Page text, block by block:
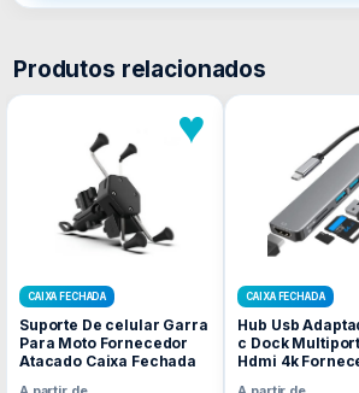
Produtos relacionados
♥
CAIXA FECHADA
Suporte De celular Garra
Para Moto Fornecedor
Atacado Caixa Fechada
CAIXA FECHADA
Hub Usb
c Dock
Hdmi 4k